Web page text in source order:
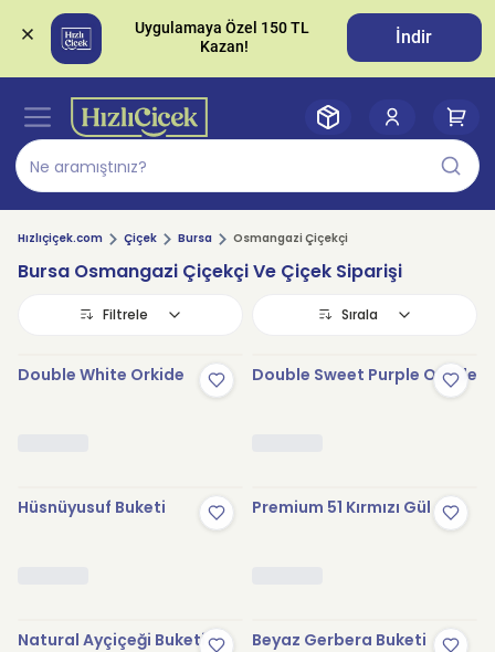
Uygulamaya Özel 150 TL
İndir
Hızlıçiçek.com Çiçek Bursa Osmangazi Çiçekçi
Bursa Osmangazi Çiçekçi Ve Çiçek Siparişi
Filtrele Sırala
Double White Orkide Double Sweet Purple Orkide
Hüsnüyusuf Buketi Premium 51 Kırmızı Gül
Natural Ayçiçeği Buketi Beyaz Gerbera Buketi